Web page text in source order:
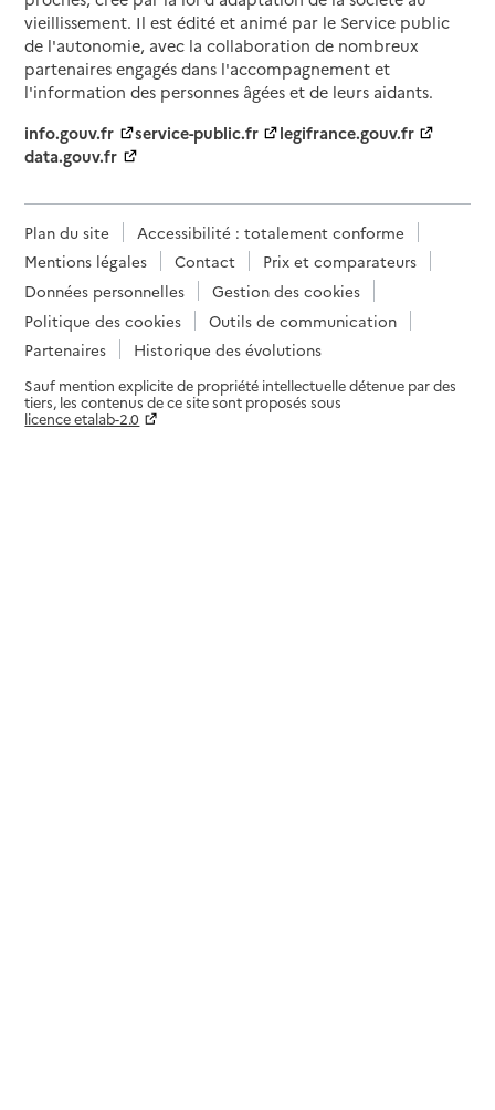
vieillissement. Il est édité et animé par le Service public
de l'autonomie, avec la collaboration de nombreux
partenaires engagés dans l'accompagnement et
l'information des personnes âgées et de leurs aidants.
info.gouv.fr
service-public.fr
legifrance.gouv.fr
data.gouv.fr
Plan du site
Accessibilité : totalement conforme
Mentions légales
Contact
Prix et comparateurs
Données personnelles
Gestion des cookies
Politique des cookies
Outils de communication
Partenaires
Historique des évolutions
Sauf mention explicite de propriété intellectuelle détenue par des
tiers, les contenus de ce site sont proposés sous
licence etalab-2.0